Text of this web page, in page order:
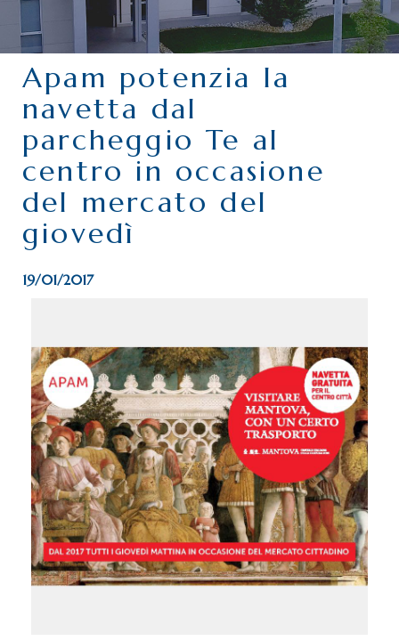
ATTIVITÀ STORICHE
PERIODICO
PERCHÉ ASSOCIARSI?
DOVE SIAMO
CONTATTI
Apam potenzia la
navetta dal
parcheggio Te al
centro in occasione
del mercato del
giovedì
19/01/2017